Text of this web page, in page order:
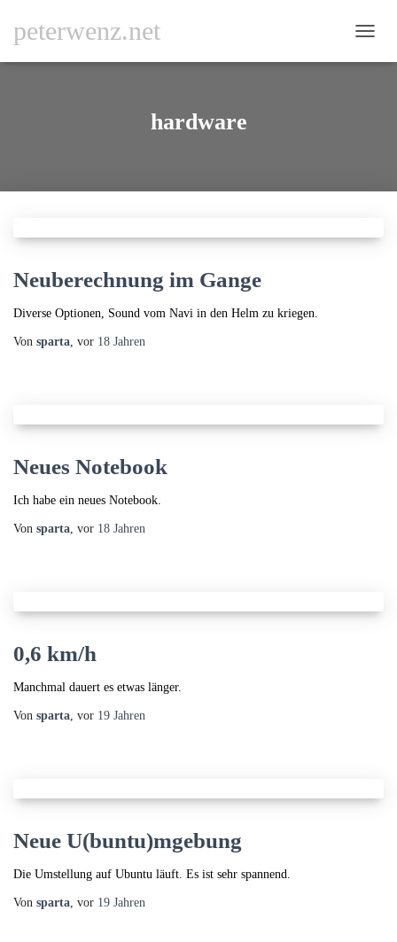
peterwenz.net
hardware
Neuberechnung im Gange
Diverse Optionen, Sound vom Navi in den Helm zu kriegen.
Von sparta, vor 18 Jahren
Neues Notebook
Ich habe ein neues Notebook.
Von sparta, vor 18 Jahren
0,6 km/h
Manchmal dauert es etwas länger.
Von sparta, vor 19 Jahren
Neue U(buntu)mgebung
Die Umstellung auf Ubuntu läuft. Es ist sehr spannend.
Von sparta, vor 19 Jahren